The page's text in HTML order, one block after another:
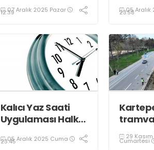
07 Aralık 2025 Pazar
12:39
Oldu
05 Aralık
23:58
Kalıcı Yaz Saati
Uygulaması Halkın
Ediyor!
05 Aralık 2025 Cuma
23:45
kepçe
29
Cumartesi